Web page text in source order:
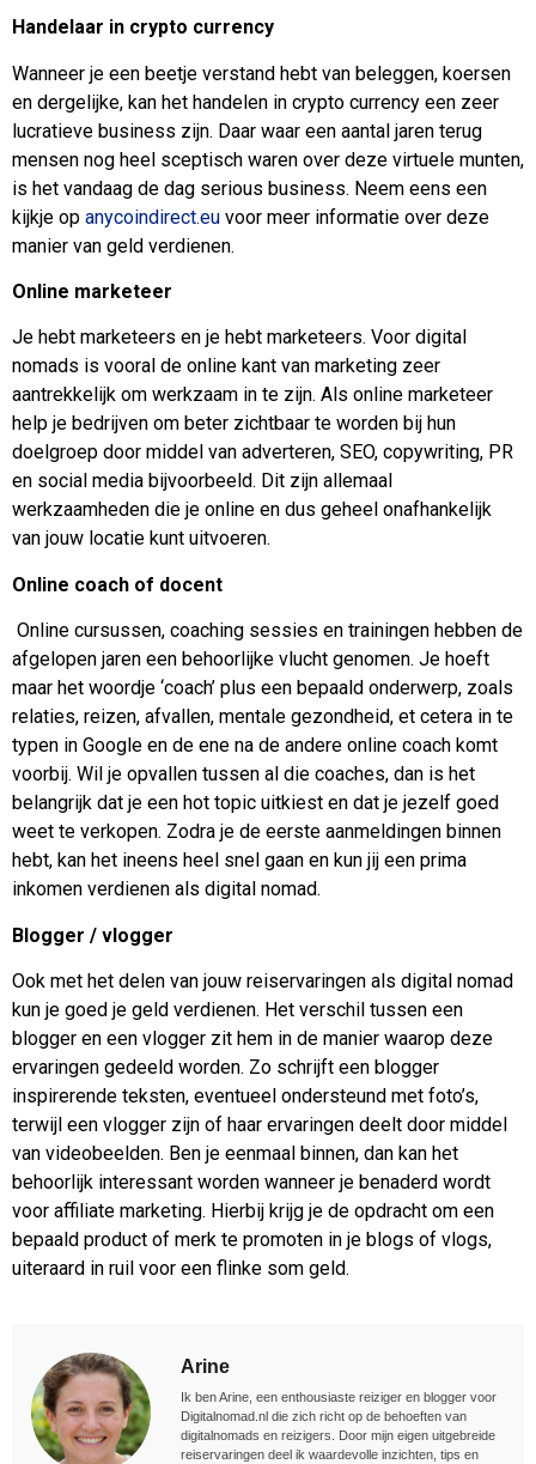
Handelaar in crypto currency
Wanneer je een beetje verstand hebt van beleggen, koersen
en dergelijke, kan het handelen in crypto currency een zeer
lucratieve business zijn. Daar waar een aantal jaren terug
mensen nog heel sceptisch waren over deze virtuele munten,
is het vandaag de dag serious business. Neem eens een
kijkje op anycoindirect.eu voor meer informatie over deze
manier van geld verdienen.
Online marketeer
Je hebt marketeers en je hebt marketeers. Voor digital
nomads is vooral de online kant van marketing zeer
aantrekkelijk om werkzaam in te zijn. Als online marketeer
help je bedrijven om beter zichtbaar te worden bij hun
doelgroep door middel van adverteren, SEO, copywriting, PR
en social media bijvoorbeeld. Dit zijn allemaal
werkzaamheden die je online en dus geheel onafhankelijk
van jouw locatie kunt uitvoeren.
Online coach of docent
Online cursussen, coaching sessies en trainingen hebben de
afgelopen jaren een behoorlijke vlucht genomen. Je hoeft
maar het woordje ‘coach’ plus een bepaald onderwerp, zoals
relaties, reizen, afvallen, mentale gezondheid, et cetera in te
typen in Google en de ene na de andere online coach komt
voorbij. Wil je opvallen tussen al die coaches, dan is het
belangrijk dat je een hot topic uitkiest en dat je jezelf goed
weet te verkopen. Zodra je de eerste aanmeldingen binnen
hebt, kan het ineens heel snel gaan en kun jij een prima
inkomen verdienen als digital nomad.
Blogger / vlogger
Ook met het delen van jouw reiservaringen als digital nomad
kun je goed je geld verdienen. Het verschil tussen een
blogger en een vlogger zit hem in de manier waarop deze
ervaringen gedeeld worden. Zo schrijft een blogger
inspirerende teksten, eventueel ondersteund met foto’s,
terwijl een vlogger zijn of haar ervaringen deelt door middel
van videobeelden. Ben je eenmaal binnen, dan kan het
behoorlijk interessant worden wanneer je benaderd wordt
voor affiliate marketing. Hierbij krijg je de opdracht om een
bepaald product of merk te promoten in je blogs of vlogs,
uiteraard in ruil voor een flinke som geld.
Arine
Ik ben Arine, een enthousiaste reiziger en blogger voor
Digitalnomad.nl die zich richt op de behoeften van
digitalnomads en reizigers. Door mijn eigen uitgebreide
reiservaringen deel ik waardevolle inzichten, tips en